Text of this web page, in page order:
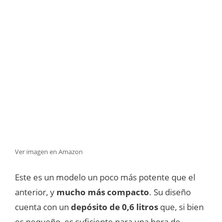
Ver imagen en Amazon
Este es un modelo un poco más potente que el
anterior, y mucho más compacto. Su diseño
cuenta con un depósito de 0,6 litros que, si bien